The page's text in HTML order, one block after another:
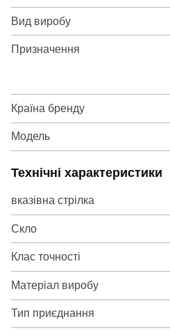
Вид виробу
Призначення
Країна бренду
Модель
Технічні характеристики
вказівна стрілка
Скло
Клас точності
Матеріал виробу
Тип приєднання